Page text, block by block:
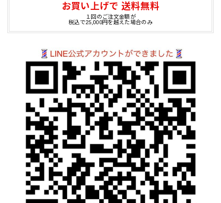
お買い上げで 送料無料
１回のご注文金額が
税込で25,000円を越えた場合のみ